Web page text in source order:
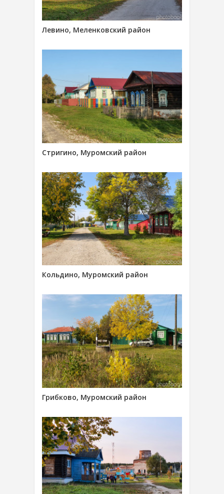
Левино, Меленковский район
Стригино, Муромский район
Кольдино, Муромский район
Грибково, Муромский район